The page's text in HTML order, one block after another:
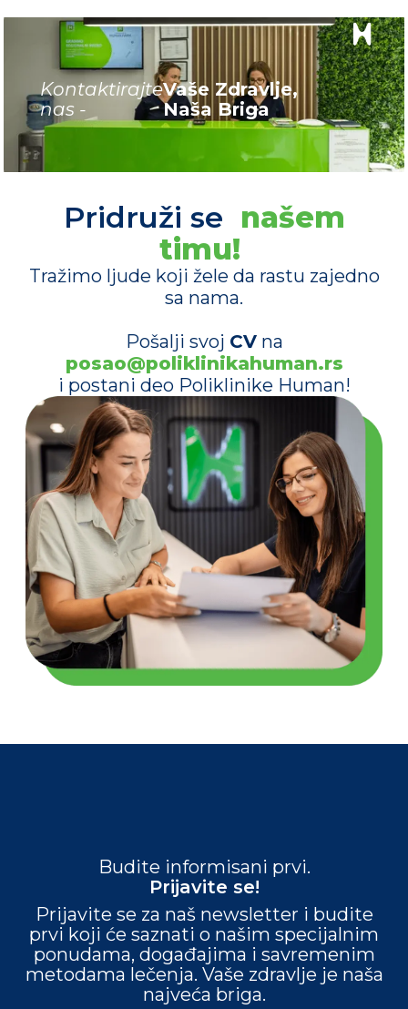
Kontaktirajte
nas -
Vaše Zdravlje,
Naša Briga
Pridruži se našem
timu!
Tražimo ljude koji žele da rastu zajedno
sa nama.
Pošalji svoj CVna
posao@poliklinikahuman.rs
i postani deo Poliklinike Human!
Budite informisani prvi.
Prijavite se!
Prijavite se za naš newsletter i budite
prvi koji će saznati o našim specijalnim
ponudama, događajima i savremenim
metodama lečenja. Vaše zdravlje je naša
najveća briga.